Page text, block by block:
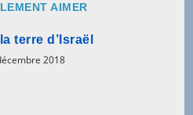
AIMER
terre d’Israël
2018